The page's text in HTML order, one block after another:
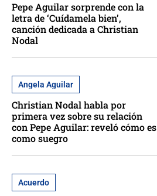
Pepe Aguilar sorprende con la
letra de ‘Cuídamela bien’,
canción dedicada a Christian
Nodal
Angela Aguilar
Christian Nodal habla por
primera vez sobre su relación
con Pepe Aguilar: reveló cómo es
como suegro
Acuerdo